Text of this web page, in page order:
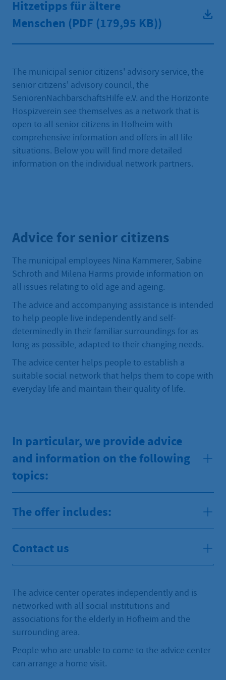
Hitzetipps für ältere
Menschen (PDF (179,95 KB))
The municipal senior citizens' advisory service, the
senior citizens' advisory council, the
SeniorenNachbarschaftsHilfe e.V. and the Horizonte
Hospizverein see themselves as a network that is
open to all senior citizens in Hofheim with
comprehensive information and offers in all life
situations. Below you will find more detailed
information on the individual network partners.
Advice for senior citizens
The municipal employees Nina Kammerer, Sabine
Schroth and Milena Harms provide information on
all issues relating to old age and ageing.
The advice and accompanying assistance is intended
to help people live independently and self-
determinedly in their familiar surroundings for as
long as possible, adapted to their changing needs.
The advice center helps people to establish a
suitable social network that helps them to cope with
everyday life and maintain their quality of life.
In particular, we provide advice
and information on the following
topics:
The offer includes:
Contact us
The advice center operates independently and is
networked with all social institutions and
associations for the elderly in Hofheim and the
surrounding area.
People who are unable to come to the advice center
can arrange a home visit.